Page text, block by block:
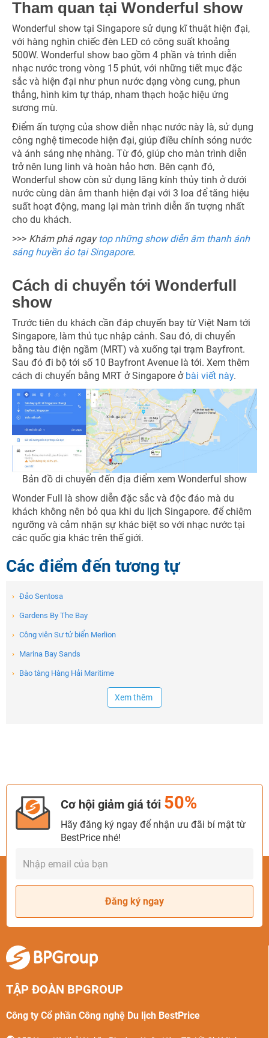
Tham quan tại Wonderful show
Wonderful show tại Singapore sử dụng kĩ thuật hiện đại,
với hàng nghìn chiếc đèn LED có công suất khoảng
500W. Wonderful show bao gồm 4 phần và trình diễn
nhạc nước trong vòng 15 phút, với những tiết mục đặc
sắc và hiện đại như phun nước dạng vòng cung, phun
thẳng, hình kim tự tháp, nham thạch hoặc hiệu ứng
sương mù.
Điểm ấn tượng của show diễn nhạc nước này là, sử dụng
công nghệ timecode hiện đại, giúp điều chỉnh sóng nước
và ánh sáng nhẹ nhàng. Từ đó, giúp cho màn trình diễn
trở nên lung linh và hoàn hảo hơn. Bên cạnh đó,
Wonderful show còn sử dụng lăng kính thủy tinh ở dưới
nước cùng dàn âm thanh hiện đại với 3 loa để tăng hiệu
suất hoạt động, mang lại màn trình diễn ấn tượng nhất
cho du khách.
>>> Khám phá ngay top những show diễn âm thanh ánh
sáng huyền ảo tại Singapore.
Cách di chuyển tới Wonderfull
show
Trước tiên du khách cần đáp chuyến bay từ Việt Nam tới
Singapore, làm thủ tục nhập cảnh. Sau đó, di chuyển
bằng tàu điện ngầm (MRT) và xuống tại trạm Bayfront.
Sau đó đi bộ tới số 10 Bayfront Avenue là tới. Xem thêm
cách di chuyển bằng MRT ở Singapore ở bài viết này.
Bản đồ di chuyển đến địa điểm xem Wonderful show
Wonder Full là show diễn đặc sắc và độc đáo mà du
khách không nên bỏ qua khi du lịch Singapore. để chiêm
ngưỡng và cảm nhận sự khác biệt so với nhạc nước tại
các quốc gia khác trên thế giới.
Các điểm đến tương tự
› Đảo Sentosa
› Gardens By The Bay
› Công viên Sư tử biển Merlion
› Marina Bay Sands
› Bào tàng Hàng Hải Maritime
Xem thêm
Cơ hội giảm giá tới 50%
Hãy đăng ký ngay để nhận ưu đãi bí mật từ
BestPrice nhé!
Đăng ký ngay
TẬP ĐOÀN BPGROUP
Công ty Cổ phần Công nghệ Du lịch BestPrice